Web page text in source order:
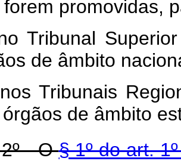
forem promovidas,
Tribunal
de âmbito
Tribunais
de âmbito
- O§ 1º do art.